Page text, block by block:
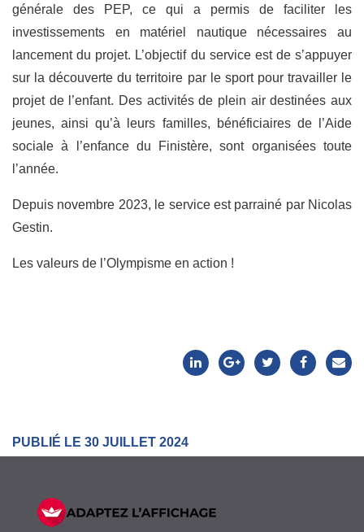
générale des PEP, ce qui a permis de faciliter les
investissements en matériel nautique nécessaires au
lancement du projet. L’objectif du service est de s’appuyer
sur la découverte du territoire par le sport pour travailler le
projet de l’enfant. Des activités de plein air destinées aux
jeunes, ainsi qu’à leurs familles, bénéficiaires de l’Aide
sociale à l’enfance du Finistère, sont organisées toute
l’année.
Depuis novembre 2023, le service est parrainé par Nicolas
Gestin.
Les valeurs de l’Olympisme en action !
PUBLIÉ LE 30 JUILLET 2024